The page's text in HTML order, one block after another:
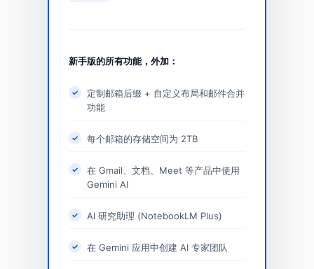
新手版的所有功能，外加：
定制邮箱后缀 + 自定义布局和邮件合并
功能
每个邮箱的存储空间为 2TB
在 Gmail、文档、Meet 等产品中使用
Gemini AI
AI 研究助理 (NotebookLM Plus)
在 Gemini 应用中创建 AI 专家团队